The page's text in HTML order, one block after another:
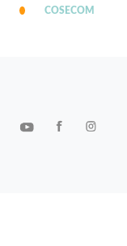
COSECOM